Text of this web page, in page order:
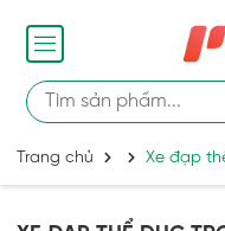
Trang chủ Xe đạp